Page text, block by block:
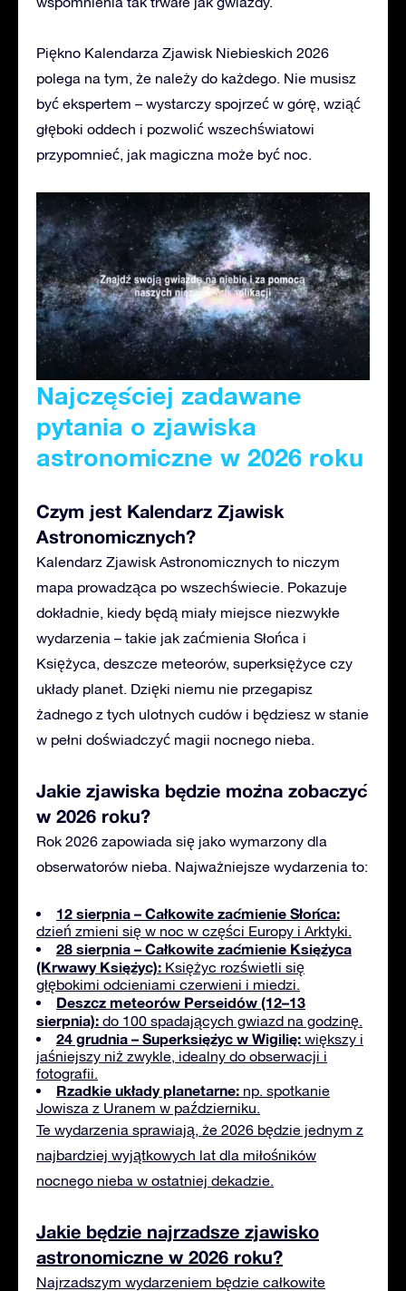
Piękno Kalendarza Zjawisk Niebieskich 2026
polega na tym, że należy do każdego. Nie musisz
być ekspertem – wystarczy spojrzeć w górę, wziąć
głęboki oddech i pozwolić wszechświatowi
przypomnieć, jak magiczna może być noc.
Najczęściej zadawane
pytania o zjawiska
astronomiczne w 2026 roku
Czym jest Kalendarz Zjawisk
Astronomicznych?
Kalendarz Zjawisk Astronomicznych to niczym
mapa prowadząca po wszechświecie. Pokazuje
dokładnie, kiedy będą miały miejsce niezwykłe
wydarzenia – takie jak zaćmienia Słońca i
Księżyca, deszcze meteorów, superksiężyce czy
układy planet. Dzięki niemu nie przegapisz
żadnego z tych ulotnych cudów i będziesz w stanie
w pełni doświadczyć magii nocnego nieba.
Jakie zjawiska będzie można zobaczyć
w 2026 roku?
Rok 2026 zapowiada się jako wymarzony dla
obserwatorów nieba. Najważniejsze wydarzenia to:
12 sierpnia – Całkowite zaćmienie Słońca:
dzień zmieni się w noc w części Europy i Arktyki.
28 sierpnia – Całkowite zaćmienie Księżyca
(Krwawy Księżyc): Księżyc rozświetli się
głębokimi odcieniami czerwieni i miedzi.
Deszcz meteorów Perseidów (12–13
sierpnia): do 100 spadających gwiazd na godzinę.
24 grudnia – Superksiężyc w Wigilię: większy i
jaśniejszy niż zwykle, idealny do obserwacji i
fotografii.
Rzadkie układy planetarne: np. spotkanie
Jowisza z Uranem w październiku.
Te wydarzenia sprawiają, że 2026 będzie jednym z
najbardziej wyjątkowych lat dla miłośników
nocnego nieba w ostatniej dekadzie.
Jakie będzie najrzadsze zjawisko
astronomiczne w 2026 roku?
Najrzadszym wydarzeniem będzie całkowite